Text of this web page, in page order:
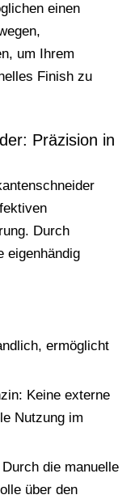
einen
um Ihrem
Finish zu
Präzision in
Durch
eigenhändig
ermöglicht
Keine externe
Nutzung im
die manuelle
über den